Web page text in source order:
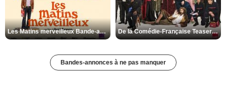
Les Matins merveilleux Bande-annonce VF De la Comédie-Française Teaser VF
Bandes-annonces à ne pas manquer